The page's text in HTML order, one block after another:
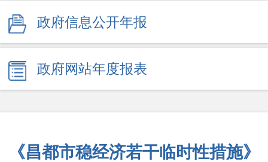
政府信息公开年报
政府网站年度报表
《昌都市稳经济若干临时性措施》